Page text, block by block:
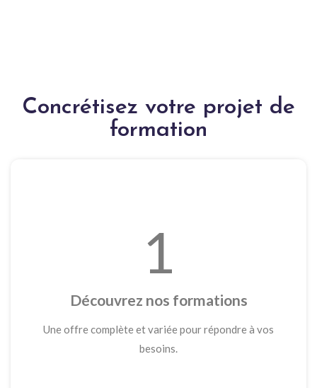
Concrétisez votre projet de
formation
1
Découvrez nos formations
Une offre complète et variée pour répondre à vos
besoins.